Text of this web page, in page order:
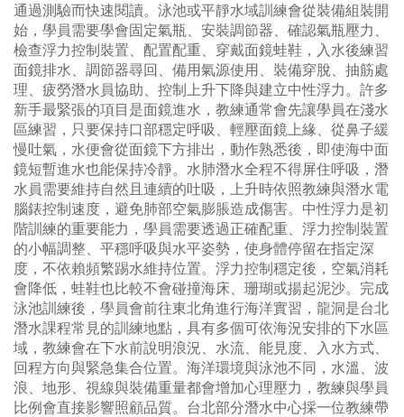
通過測驗而快速閱讀。泳池或平靜水域訓練會從裝備組裝開
始，學員需要學會固定氣瓶、安裝調節器、確認氣瓶壓力、
檢查浮力控制裝置、配置配重、穿戴面鏡蛙鞋，入水後練習
面鏡排水、調節器尋回、備用氣源使用、裝備穿脫、抽筋處
理、疲勞潛水員協助、控制上升下降與建立中性浮力。許多
新手最緊張的項目是面鏡進水，教練通常會先讓學員在淺水
區練習，只要保持口部穩定呼吸、輕壓面鏡上緣、從鼻子緩
慢吐氣，水便會從面鏡下方排出，動作熟悉後，即使海中面
鏡短暫進水也能保持冷靜。水肺潛水全程不得屏住呼吸，潛
水員需要維持自然且連續的吐吸，上升時依照教練與潛水電
腦錶控制速度，避免肺部空氣膨脹造成傷害。中性浮力是初
階訓練的重要能力，學員需要透過正確配重、浮力控制裝置
的小幅調整、平穩呼吸與水平姿勢，使身體停留在指定深
度，不依賴頻繁踢水維持位置。浮力控制穩定後，空氣消耗
會降低，蛙鞋也比較不會碰撞海床、珊瑚或揚起泥沙。完成
泳池訓練後，學員會前往東北角進行海洋實習，龍洞是台北
潛水課程常見的訓練地點，具有多個可依海況安排的下水區
域，教練會在下水前說明浪況、水流、能見度、入水方式、
回程方向與緊急集合位置。海洋環境與泳池不同，水溫、波
浪、地形、視線與裝備重量都會增加心理壓力，教練與學員
比例會直接影響照顧品質。台北部分潛水中心採一位教練帶